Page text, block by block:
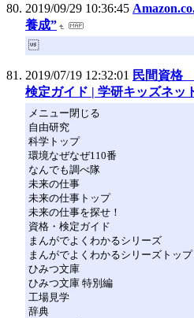
2019/09/29 10:36:45
養成”
2019/07/19 12:32:01 民間資格
検定ガイド | 学研キッズネッ
メニュー閉じる
自由研究
科学トップ
環境なぜなぜ110番
なんでも調べ隊
未来の仕事
未来の仕事トップ
未来の仕事を探せ！
資格・検定ガイド
まんがでよくわかるシリーズ
まんがでよくわかるシリーズトップ
ひみつ文庫
ひみつ文庫 特別編
工場見学
辞典